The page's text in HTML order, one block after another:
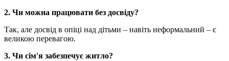
2. Чи можна працювати без досвіду?
Так, але досвід в опіці над дітьми – навіть неформальний – є
великою перевагою.
3. Чи сім'я забезпечує житло?